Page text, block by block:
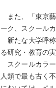
また、「東京藝
ーク、スクール
新たな大学呼称
る研究・教育の
スクールカラー
人類で最も古く